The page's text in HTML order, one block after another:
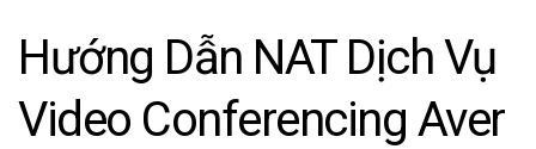
Hướng Dẫn NAT Dịch Vụ
Video Conferencing Aver